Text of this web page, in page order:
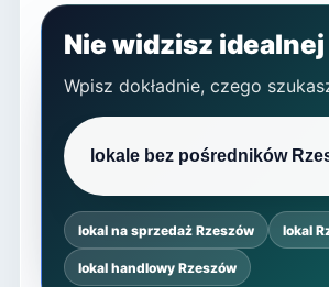
Nie widzisz
Wpisz dokładnie, czego
lokal na sprzedaż Rzeszów lokal
lokal handlowy Rzeszów